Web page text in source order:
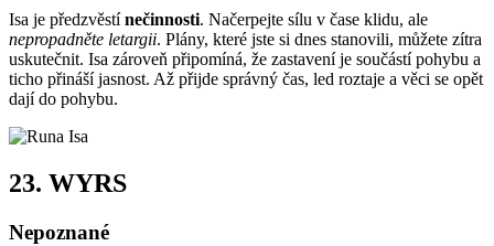
Isa je předzvěstínečinnosti. Načerpejte sílu v čase klidu, ale
nepropadněte letargii. Plány, které jste si dnes stanovili, můžete zítra
uskutečnit. Isa zároveň připomíná, že zastavení je součástí pohybu a
ticho přináší jasnost. Až přijde správný čas, led roztaje a věci se opět
dají do pohybu.
23. WYRS
Nepoznané